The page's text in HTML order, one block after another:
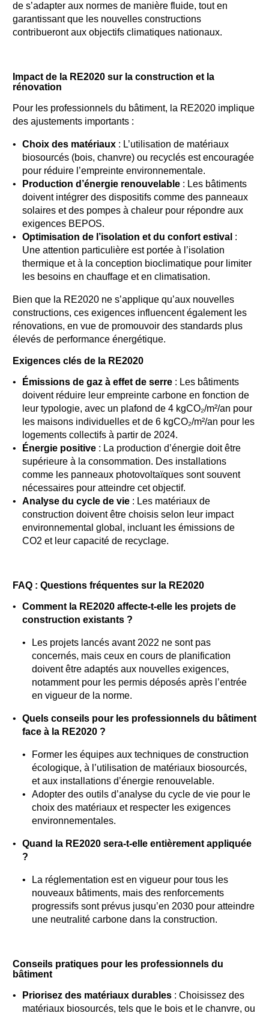
de s’adapter aux normes de manière fluide, tout en
garantissant que les nouvelles constructions
contribueront aux objectifs climatiques nationaux.
Impact de la RE2020 sur la construction et la
rénovation
Pour les professionnels du bâtiment, la RE2020 implique
des ajustements importants :
Choix des matériaux : L’utilisation de matériaux
biosourcés (bois, chanvre) ou recyclés est encouragée
pour réduire l’empreinte environnementale.
Production d’énergie renouvelable : Les bâtiments
doivent intégrer des dispositifs comme des panneaux
solaires et des pompes à chaleur pour répondre aux
exigences BEPOS.
Optimisation de l’isolation et du confort estival :
Une attention particulière est portée à l’isolation
thermique et à la conception bioclimatique pour limiter
les besoins en chauffage et en climatisation.
Bien que la RE2020 ne s’applique qu’aux nouvelles
constructions, ces exigences influencent également les
rénovations, en vue de promouvoir des standards plus
élevés de performance énergétique.
Exigences clés de la RE2020
Émissions de gaz à effet de serre : Les bâtiments
doivent réduire leur empreinte carbone en fonction de
leur typologie, avec un plafond de 4 kgCO₂/m²/an pour
les maisons individuelles et de 6 kgCO₂/m²/an pour les
logements collectifs à partir de 2024.
Énergie positive : La production d’énergie doit être
supérieure à la consommation. Des installations
comme les panneaux photovoltaïques sont souvent
nécessaires pour atteindre cet objectif.
Analyse du cycle de vie : Les matériaux de
construction doivent être choisis selon leur impact
environnemental global, incluant les émissions de
CO2 et leur capacité de recyclage.
FAQ : Questions fréquentes sur la RE2020
Comment la RE2020 affecte-t-elle les projets de
construction existants ?
Les projets lancés avant 2022 ne sont pas
concernés, mais ceux en cours de planification
doivent être adaptés aux nouvelles exigences,
notamment pour les permis déposés après l’entrée
en vigueur de la norme.
Quels conseils pour les professionnels du bâtiment
face à la RE2020 ?
Former les équipes aux techniques de construction
écologique, à l’utilisation de matériaux biosourcés,
et aux installations d’énergie renouvelable.
Adopter des outils d’analyse du cycle de vie pour le
choix des matériaux et respecter les exigences
environnementales.
Quand la RE2020 sera-t-elle entièrement appliquée
?
La réglementation est en vigueur pour tous les
nouveaux bâtiments, mais des renforcements
progressifs sont prévus jusqu’en 2030 pour atteindre
une neutralité carbone dans la construction.
Conseils pratiques pour les professionnels du
bâtiment
Priorisez des matériaux durables : Choisissez des
matériaux biosourcés, tels que le bois et le chanvre, ou